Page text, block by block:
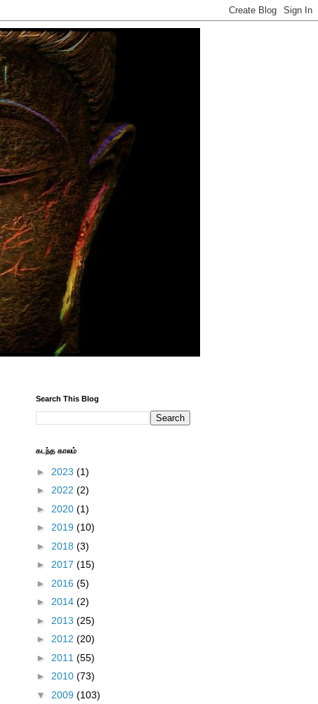
Search This Blog
கடந்த காலம்
► 2023 (1)
► 2022 (2)
► 2020 (1)
► 2019 (10)
► 2018 (3)
► 2017 (15)
► 2016 (5)
► 2014 (2)
► 2013 (25)
► 2012 (20)
► 2011 (55)
► 2010 (73)
▼ 2009 (103)